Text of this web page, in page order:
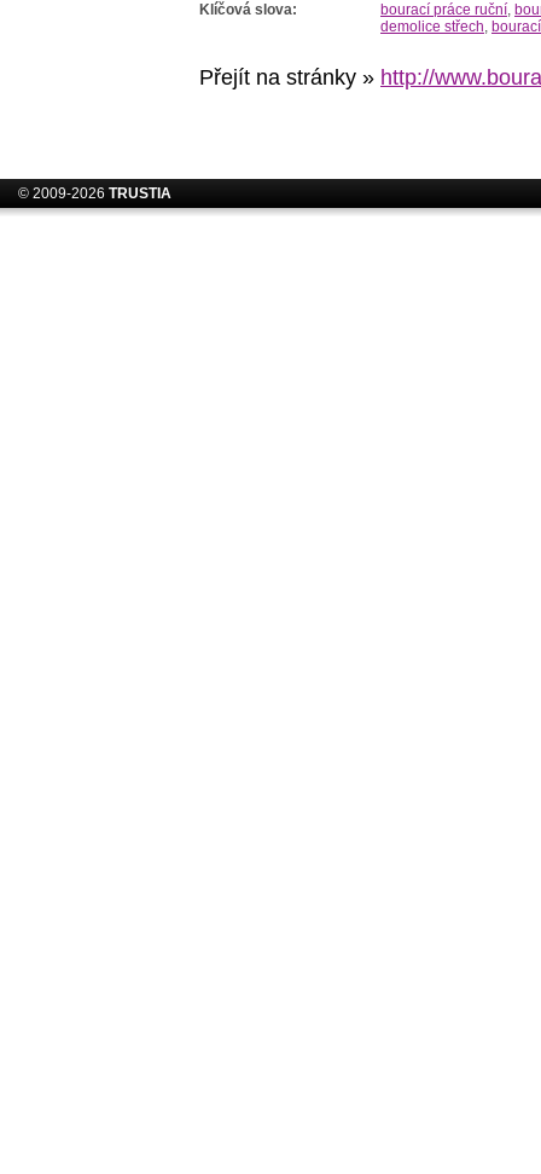
Klíčová slova:
bourací práce ruční,
demolice střech,
Přejít na stránky » http://
© 2009-2026 TRUSTIA